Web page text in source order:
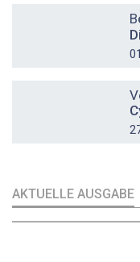
AKTUELLE AUSGABE